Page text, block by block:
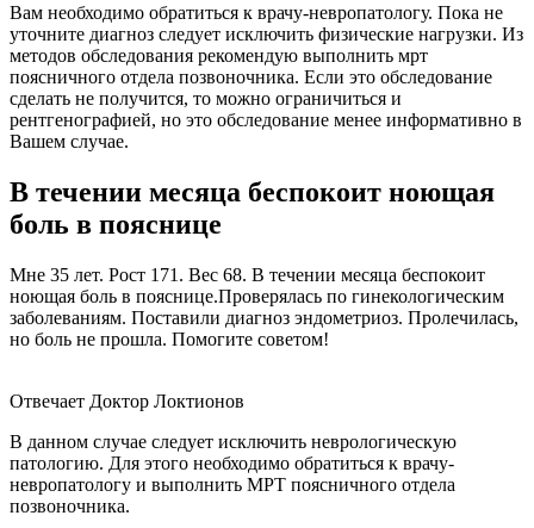
Вам необходимо обратиться к врачу-невропатологу. Пока не
уточните диагноз следует исключить физические нагрузки. Из
методов обследования рекомендую выполнить мрт
поясничного отдела позвоночника. Если это обследование
сделать не получится, то можно ограничиться и
рентгенографией, но это обследование менее информативно в
Вашем случае.
В течении месяца беспокоит ноющая
боль в пояснице
Мне 35 лет. Рост 171. Вес 68. В течении месяца беспокоит
ноющая боль в пояснице.Проверялась по гинекологическим
заболеваниям. Поставили диагноз эндометриоз. Пролечилась,
но боль не прошла. Помогите советом!
Отвечает Доктор Локтионов
В данном случае следует исключить неврологическую
патологию. Для этого необходимо обратиться к врачу-
невропатологу и выполнить МРТ поясничного отдела
позвоночника.